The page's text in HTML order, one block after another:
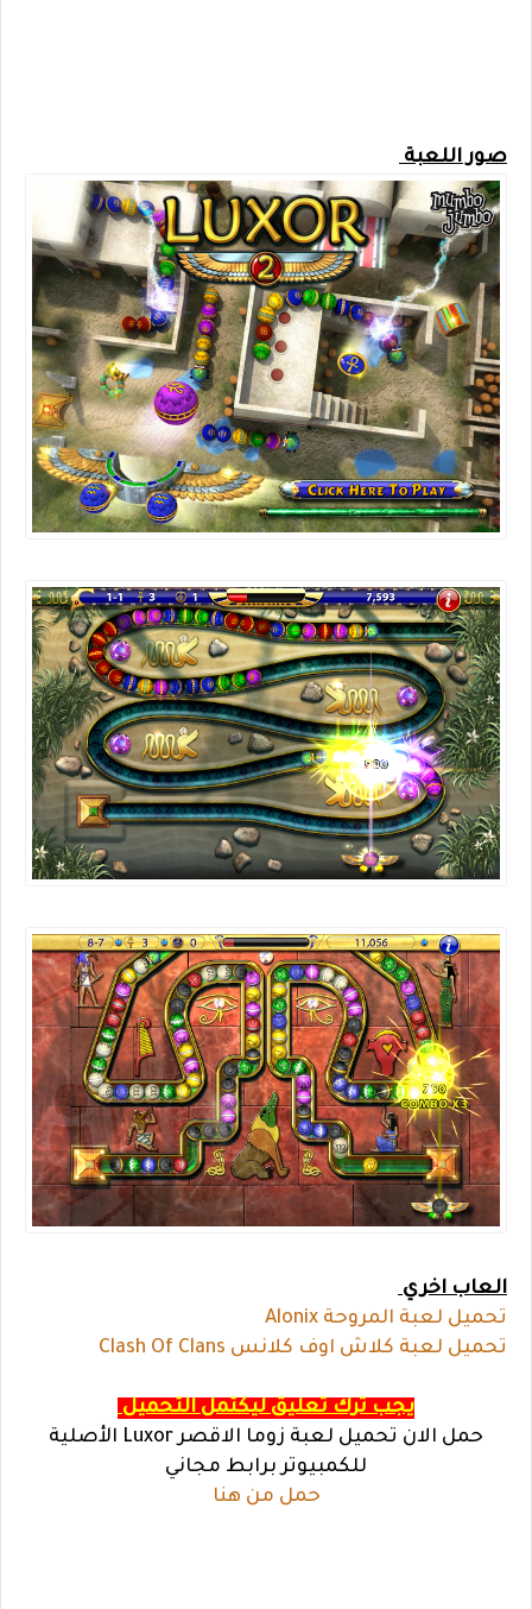
صور اللعبة
العاب اخري
تحميل لعبة المروحة Alonix
تحميل لعبة كلاش اوف كلانس Clash Of Clans
يجب ترك تعليق ليكتمل التحميل
حمل الان تحميل لعبة زوما الاقصر Luxor الأصلية
للكمبيوتر برابط مجاني
حمل من هنا